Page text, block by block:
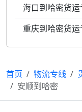
海口到哈密货
重庆到哈密货
首页 物流专线
安顺到哈密